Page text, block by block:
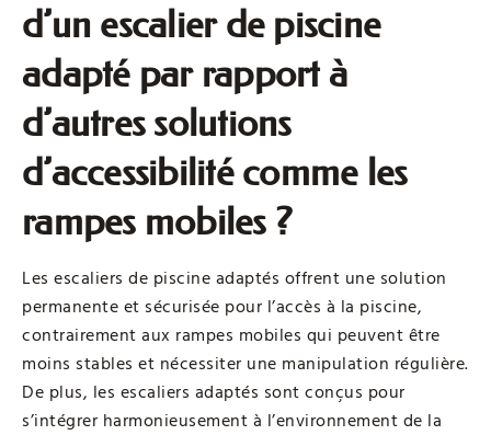
d’un escalier de piscine
adapté par rapport à
d’autres solutions
d’accessibilité comme les
rampes mobiles ?
Les escaliers de piscine adaptés offrent une solution
permanente et sécurisée pour l’accès à la piscine,
contrairement aux rampes mobiles qui peuvent être
moins stables et nécessiter une manipulation régulière.
De plus, les escaliers adaptés sont conçus pour
s’intégrer harmonieusement à l’environnement de la